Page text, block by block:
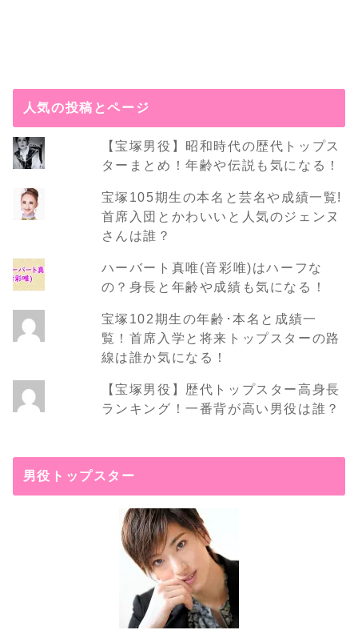
人気の投稿とページ
【宝塚男役】昭和時代の歴代トップス
ターまとめ！年齢や伝説も気になる！
宝塚105期生の本名と芸名や成績一覧!
首席入団とかわいいと人気のジェンヌ
さんは誰？
ハーバート真唯(音彩唯)はハーフな
の？身長と年齢や成績も気になる！
宝塚102期生の年齢･本名と成績一
覧！首席入学と将来トップスターの路
線は誰か気になる！
【宝塚男役】歴代トップスター高身長
ランキング！一番背が高い男役は誰？
男役トップスター